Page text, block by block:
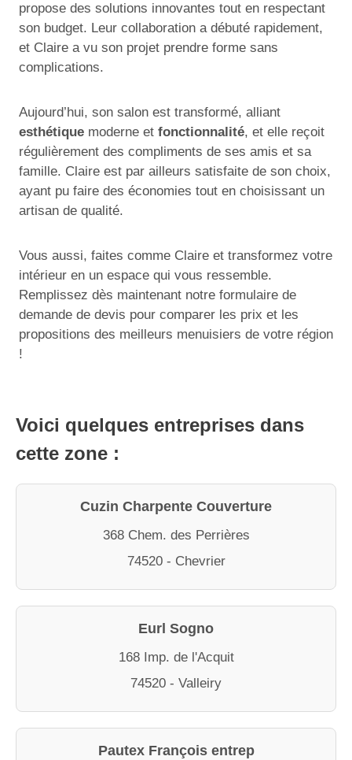
propose des solutions innovantes tout en respectant
son budget. Leur collaboration a débuté rapidement,
et Claire a vu son projet prendre forme sans
complications.
Aujourd’hui, son salon est transformé, alliant
esthétique moderne et fonctionnalité, et elle reçoit
régulièrement des compliments de ses amis et sa
famille. Claire est par ailleurs satisfaite de son choix,
ayant pu faire des économies tout en choisissant un
artisan de qualité.
Vous aussi, faites comme Claire et transformez votre
intérieur en un espace qui vous ressemble.
Remplissez dès maintenant notre formulaire de
demande de devis pour comparer les prix et les
propositions des meilleurs menuisiers de votre région
!
Voici quelques entreprises dans
cette zone :
Cuzin Charpente Couverture
368 Chem. des Perrières
74520 - Chevrier
Eurl Sogno
168 Imp. de l'Acquit
74520 - Valleiry
Pautex François entrep